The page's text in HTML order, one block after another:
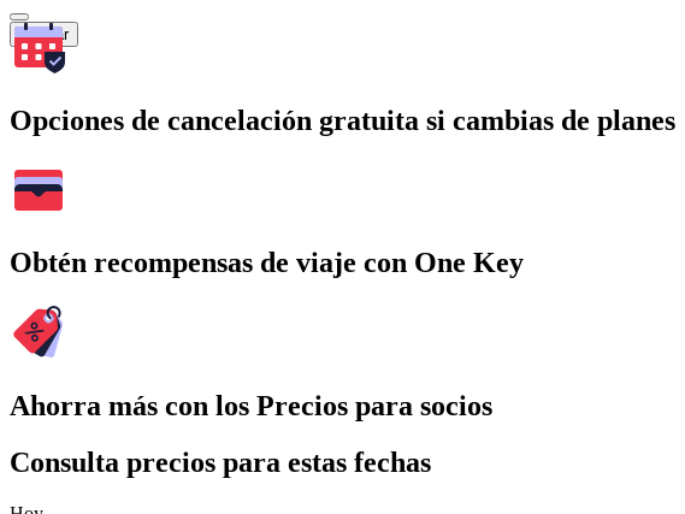
Buscar
Opciones de cancelación gratuita si cambias de planes
Obtén recompensas de viaje con One Key
Ahorra más con los Precios para socios
Consulta precios para estas fechas